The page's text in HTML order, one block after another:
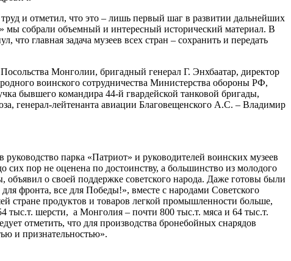
и отметил, что это – лишь первый шаг в развитии дальнейших
мы собрали объемный и интересный исторический материал. В
главная задача музеев всех стран – сохранить и передать
Монголии, бригадный генерал Г. Энхбаатар, директор
воинского сотрудничества Министерства обороны РФ,
бывшего командира 44-й гвардейской танковой бригады,
генерал-лейтенанта авиации Благовещенского А.С. – Владимир
парка «Патриот» и руководителей воинских музеев
пор не оценена по достоинству, а большинство из молодого
о своей поддержке советского народа. Даже готовы были
фронта, все для Победы!», вместе с народами Советского
стране продуктов и товаров легкой промышленности больше,
шерсти, а Монголия – почти 800 тыс.т. мяса и 64 тыс.т.
отметить, что для производства бронебойных снарядов
и признательностью».